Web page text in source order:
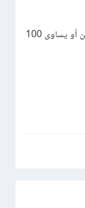
إذا هذا الكود يقوم بالتكرار حول القائمة percentages و يرى العناصر التي بداخلها إذا كان العنصر أقل من أو يساوى 100